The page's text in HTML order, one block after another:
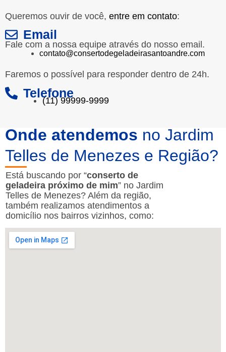
Queremos ouvir de você, entre em contato:
Email
Fale com a nossa equipe através do nosso email.
contato@consertodegeladeirasantoandre.com
Faremos o possível para responder dentro de 24h.
Telefone
(11) 99999-9999
Onde atendemos no Jardim
Telles de Menezes e Região?
Está buscando por “conserto de
geladeira próximo de mim” no Jardim
Telles de Menezes? Além da região,
também realizamos atendimentos a
domicílio nos bairros vizinhos, como: